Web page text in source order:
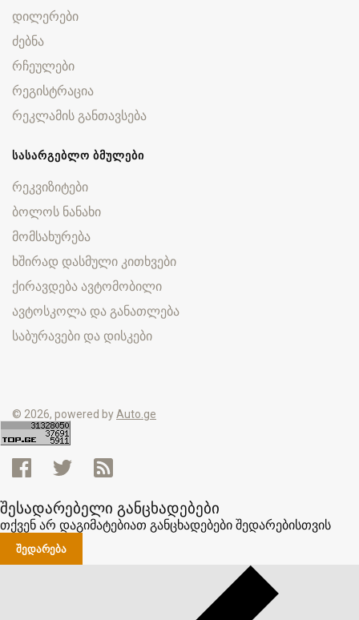
დილერები
ძებნა
რჩეულები
რეგისტრაცია
რეკლამის განთავსება
ᲡᲐᲡᲐᲠᲒᲔᲑᲚᲝ ᲑᲛᲣᲚᲔᲑᲘ
რეკვიზიტები
ბოლოს ნანახი
მომსახურება
ხშირად დასმული კითხვები
ქირავდება ავტომობილი
ავტოსკოლა და განათლება
საბურავები და დისკები
© 2026, powered byAuto.ge
შესადარებელი განცხადებები
თქვენ არ დაგიმატებიათ განცხადებები შედარებისთვის
ᲨᲔᲓᲐᲠᲔᲑᲐ